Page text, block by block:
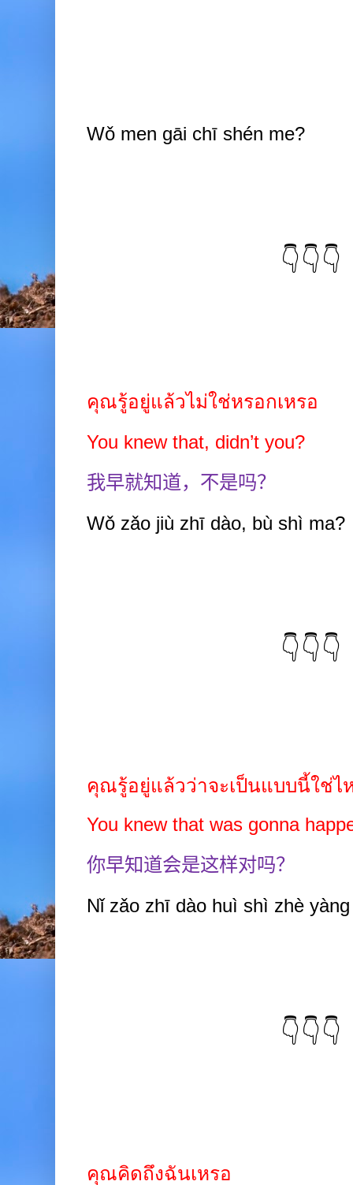
Wǒ men gāi chī shén me?
👇👇👇
คุณรู้อยู่แล้วไม่ใช่หรอกเหรอ
You knew that, didn’t you?
我早就知道，不是吗？
Wǒ zǎo jiù zhī dào, bù shì ma?
👇👇👇
คุณรู้อยู่แล้วว่าจะเป็นแบบนี้ใช่ไ
You knew that was gonna
你早知道会是这样对吗？
Nǐ zǎo zhī dào huì shì zhè
👇👇👇
คุณคิดถึงฉันเหรอ